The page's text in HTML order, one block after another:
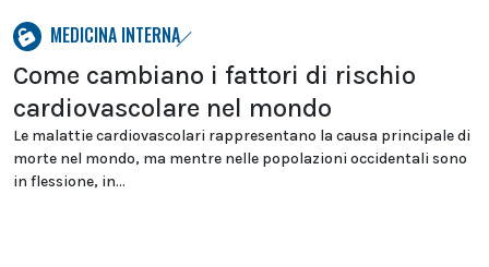
MEDICINA INTERNA
Come cambiano i fattori di rischio
cardiovascolare nel mondo
Le malattie cardiovascolari rappresentano la causa principale di
morte nel mondo, ma mentre nelle popolazioni occidentali sono
in flessione, in...